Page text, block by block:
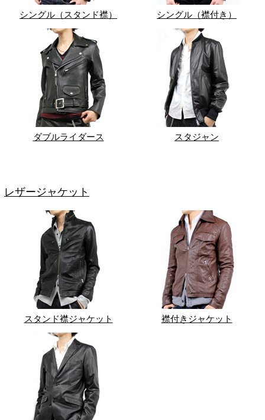
シングル（スタンド襟） シングル（襟付き）
ダブルライダース スタジャン
レザージャケット
スタンド襟ジャケット 襟付きジャケット